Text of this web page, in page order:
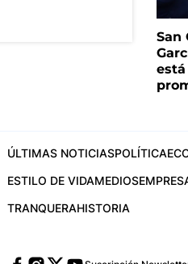
San
está
ÚLTIMAS NOTICIASPOLÍTICA
ESTILO DE VIDAMEDIOS
TRANQUERAHISTORIA